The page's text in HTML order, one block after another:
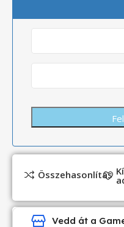
Összehasonlítás
Vedd át a